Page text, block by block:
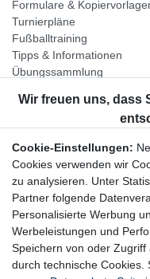
Formulare &
Turnierpläne
Fußballtraining
Tipps & Informationen
Übungssammlung
Unternehmen
Widerrufsrecht
Bestellung widerrufen
Datenschutzerklärung
AGB
Impressum
Newsletter
Cookie-Einstellungen:
Cookies verwenden wir
zu analysieren. Unter
Partner folgende
Personalisierte Werbung
Werbeleistungen und
Speichern von oder
durch technische